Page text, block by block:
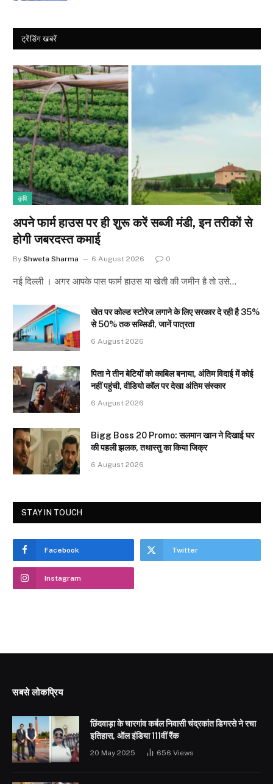
ट्रेंडिंग खबरें
कृषि
अपने फार्म हाउस पर ही शुरू करें सब्जी मंडी, इन तरीकों से
होगी जबरदस्त कमाई
By Shweta Sharma 6 August 2026 0
नई दिल्ली । अगर आपके पास फार्म हाउस या खेती की जमीन है तो उसे…
खेत पर कोल्ड स्टोरेज लगाने के लिए सरकार दे रही है 35%
से 50% तक सब्सिडी, जानें पात्रता
6 August 2026
पिता ने तीन बेटियों को काबिल बनाया, अंतिम विदाई में कोई
नहीं पहुंची, वीडियो कॉल पर देखा अंतिम संस्कार
6 August 2026
Bigg Boss 20 Promo: सलमान खान ने दिखाई घर
की पहली झलक, तथास्तु का किया जिक्र
6 August 2026
STAY IN TOUCH
Facebook Twitter
Instagram
सबसे लोकप्रिय
छिंदवाड़ा के चारगांव कर्बल निवासी चंद्रकांत डिगरसे ने रचा
इतिहास, ऑल इंडिया 111वीं रैंक
20 May 2025 656 Views